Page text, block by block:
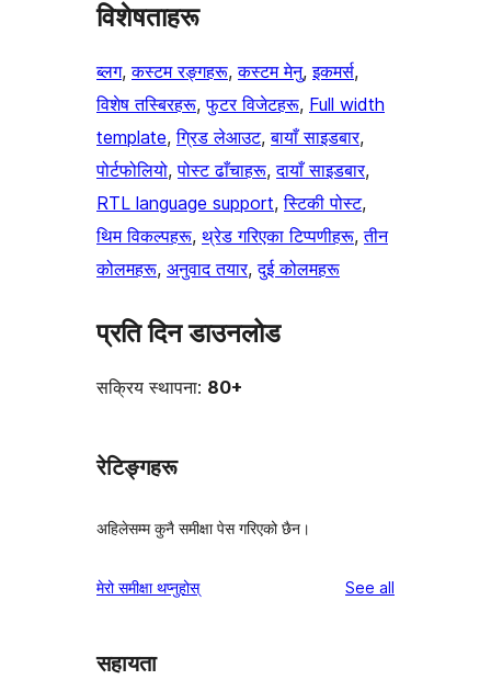
विशेषताहरू
ब्लग, कस्टम रङ्गहरू, कस्टम मेनु, इकमर्स
विशेष तस्बिरहरू, फुटर विजेटहरू, Full width
template, ग्रिड लेआउट, बायाँ साइडबार
पोर्टफोलियो, पोस्ट ढाँचाहरू, दायाँ साइडबार
RTL language support, स्टिकी पोस्ट
थिम विकल्पहरू, थ्रेड गरिएका टिप्पणीहरू, तीन
कोलमहरू, अनुवाद तयार, दुई कोलमहरू
प्रति दिन डाउनलोड
सक्रिय स्थापना: 80+
रेटिङ्गहरू
अहिलेसम्म कुनै समीक्षा पेस गरिएको छैन।
मेरो समीक्षा थप्नुहोस् See all
सहायता